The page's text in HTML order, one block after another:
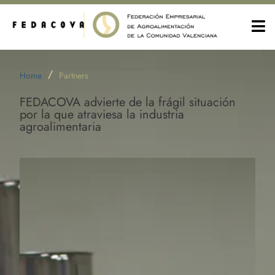
Home / Partners
FEDACOVA advierte de la frágil situación
por la que atraviesa la industria
agroalimentaria